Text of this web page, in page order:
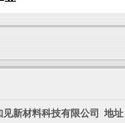
见新材料科技有限公司 地